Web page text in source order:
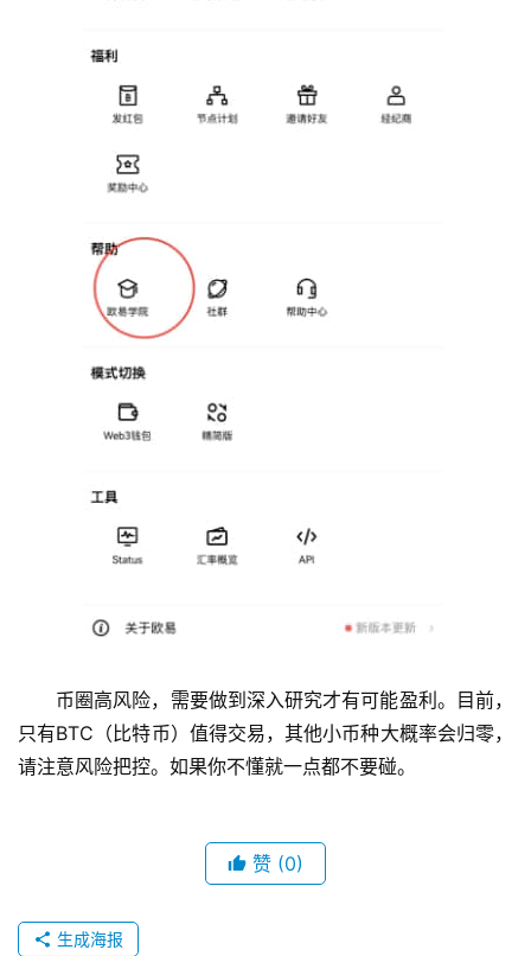
币圈高风险，需要做到深入研究才有可能盈利。目前，
只有BTC（比特币）值得交易，其他小币种大概率会归零，
请注意风险把控。如果你不懂就一点都不要碰。
赞 (0)
生成海报